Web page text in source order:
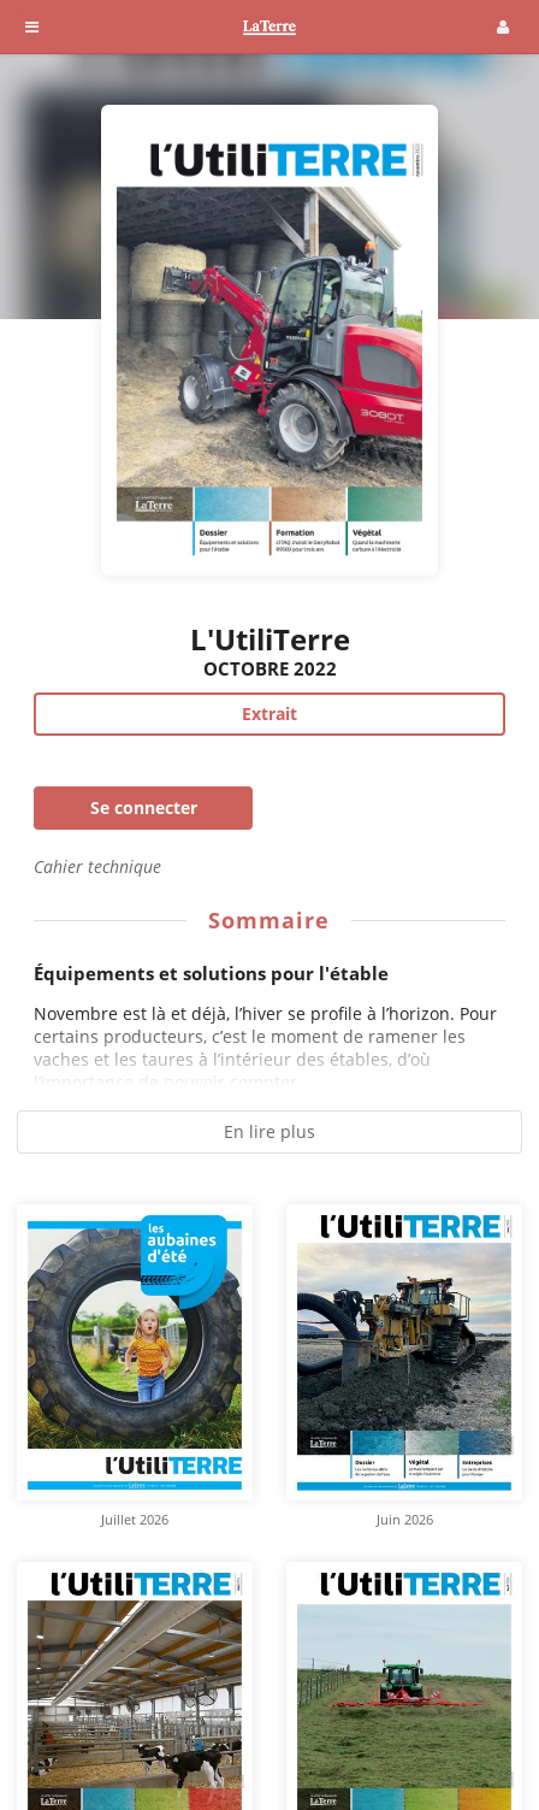
L'UtiliTerre
OCTOBRE 2022
Extrait
Se connecter
Cahier technique
Sommaire
Équipements et solutions pour l'étable
Novembre est là et déjà, l’hiver se profile à l’horizon. Pour
certains producteurs, c’est le moment de ramener les
vaches et les taures à l’intérieur des étables, d’où
l’importance de pouvoir compter...
En lire plus
Juillet 2026 Juin 2026